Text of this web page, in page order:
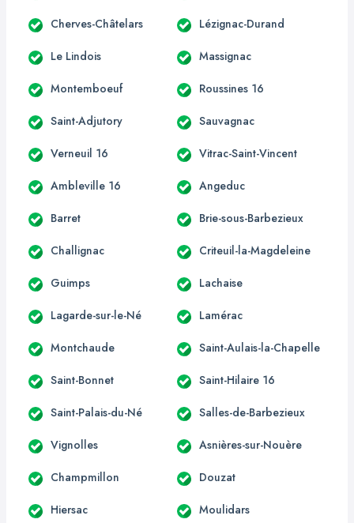
Cherves-Châtelars Lézignac-Durand
Le Lindois Massignac
Montemboeuf Roussines 16
Saint-Adjutory Sauvagnac
Verneuil 16 Vitrac-Saint-Vincent
Ambleville 16 Angeduc
Barret Brie-sous-Barbezieux
Challignac Criteuil-la-Magdeleine
Guimps Lachaise
Lagarde-sur-le-Né Lamérac
Montchaude Saint-Aulais-la-Chapelle
Saint-Bonnet Saint-Hilaire 16
Saint-Palais-du-Né Salles-de-Barbezieux
Vignolles Asnières-sur-Nouère
Champmillon Douzat
Hiersac Moulidars